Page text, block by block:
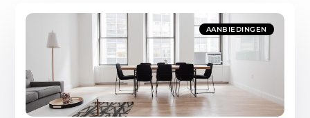
AANBIEDINGEN